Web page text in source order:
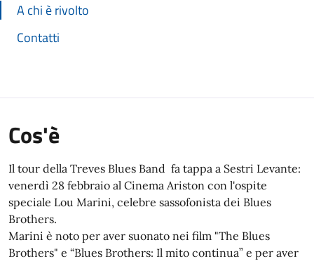
A chi è rivolto
Contatti
Cos'è
Il tour della Treves Blues Band fa tappa a Sestri Levante:
venerdì 28 febbraio al Cinema Ariston con l'ospite
speciale Lou Marini, celebre sassofonista dei Blues
Brothers.
Marini è noto per aver suonato nei film "The Blues
Brothers" e “Blues Brothers: Il mito continua” e per aver